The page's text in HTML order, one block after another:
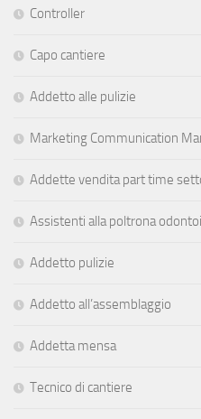
Controller
Capo cantiere
Addetto alle pulizie
Marketing Communication
Addette vendita part time
Assistenti alla poltrona
Addetto pulizie
Addetto all’assemblaggio
Addetta mensa
Tecnico di cantiere